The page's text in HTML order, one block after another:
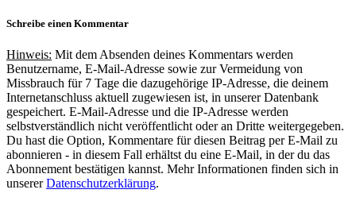
Schreibe einen Kommentar
Hinweis: Mit dem Absenden deines Kommentars werden
Benutzername, E-Mail-Adresse sowie zur Vermeidung von
Missbrauch für 7 Tage die dazugehörige IP-Adresse, die deinem
Internetanschluss aktuell zugewiesen ist, in unserer Datenbank
gespeichert. E-Mail-Adresse und die IP-Adresse werden
selbstverständlich nicht veröffentlicht oder an Dritte weitergegeben.
Du hast die Option, Kommentare für diesen Beitrag per E-Mail zu
abonnieren - in diesem Fall erhältst du eine E-Mail, in der du das
Abonnement bestätigen kannst. Mehr Informationen finden sich in
unsererDatenschutzerklärung.